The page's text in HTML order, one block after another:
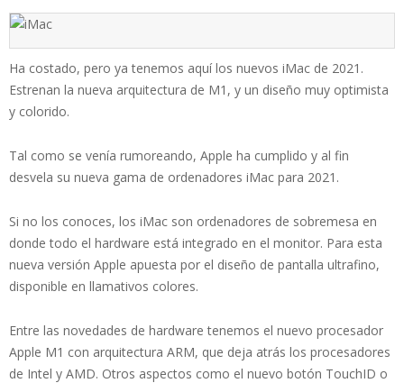
Ha costado, pero ya tenemos aquí los nuevos iMac de 2021.
Estrenan la nueva arquitectura de M1, y un diseño muy optimista
y colorido.
Tal como se venía rumoreando, Apple ha cumplido y al fin
desvela su nueva gama de ordenadores iMac para 2021.
Si no los conoces, los iMac son ordenadores de sobremesa en
donde todo el hardware está integrado en el monitor. Para esta
nueva versión Apple apuesta por el diseño de pantalla ultrafino,
disponible en llamativos colores.
Entre las novedades de hardware tenemos el nuevo procesador
Apple M1 con arquitectura ARM, que deja atrás los procesadores
de Intel y AMD. Otros aspectos como el nuevo botón TouchID o